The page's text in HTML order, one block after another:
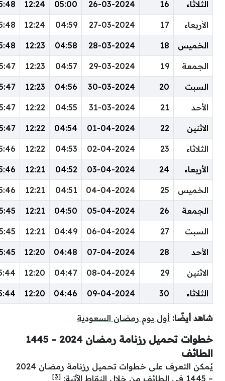
26-03-2024
05:00
12:24
15:48
18:31
20:31
27-03-2024
04:59
12:24
15:48
18:32
20:32
28-03-2024
04:58
12:23
15:48
18:32
20:32
29-03-2024
04:57
12:23
15:47
18:32
20:32
30-03-2024
04:56
12:23
15:47
18:33
20:33
31-03-2024
04:55
12:22
15:47
18:33
20:33
01-04-2024
04:54
12:22
15:47
18:33
20:33
02-04-2024
04:53
12:22
15:46
18:34
20:34
03-04-2024
04:52
12:21
15:46
18:34
20:34
04-04-2024
04:51
12:21
15:46
18:34
20:34
05-04-2024
04:50
12:21
15:45
18:34
20:34
06-04-2024
04:49
12:21
15:45
18:35
20:35
07-04-2024
04:48
12:20
15:45
18:35
20:35
08-04-2024
04:47
12:20
15:44
18:35
20:35
09-04-2024
04:46
12:20
15:44
18:36
20:36
رمضان السعودية
خطوات تحميل رزنامة رمضان 2024 – 1445
يُمكن التعرف على خطوات تحميل رزنامة رمضان 2024
[3]